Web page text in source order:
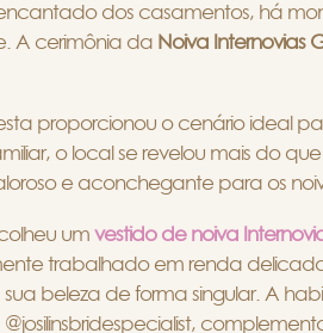
encantado dos casamentos, há
A cerimônia da Noiva Internovias
proporcionou o cenário ideal
o local se revelou mais do
e aconchegante para os
um vestido de noiva
trabalhado em renda
beleza de forma singular. A